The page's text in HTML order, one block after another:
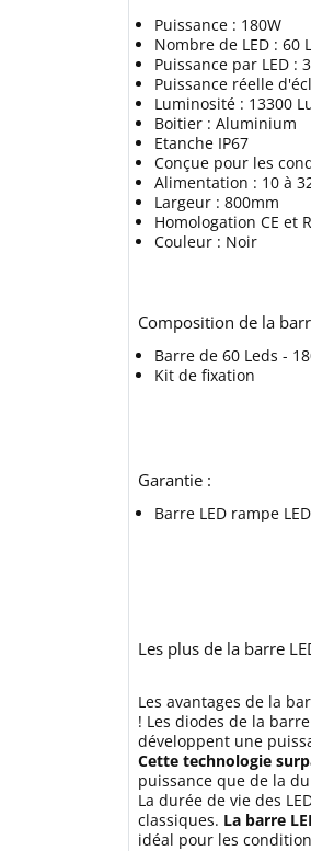
Puissance : 180W
Nombre de LED : 60
Puissance par LED :
Puissance réelle
Luminosité : 13300
Boitier : Aluminium
Etanche IP67
Conçue pour les
Alimentation : 10 à
Largeur : 800mm
Homologation CE et
Couleur : Noir
Composition de la
Barre de 60 Leds -
Kit de fixation
Garantie :
Barre LED rampe
Les plus de la barre
Les avantages de la
! Les diodes de la
développent une
Cette technologie
puissance que de la
La durée de vie des
classiques. La barre
idéal pour les